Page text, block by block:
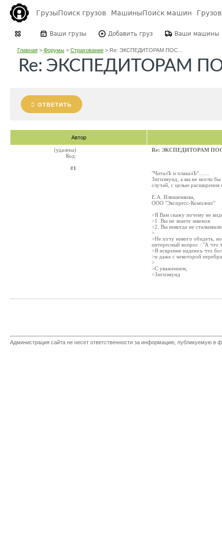
ГрузыПоиск грузов МашиныПоиск машин
Ваши грузы Добавить груз Ваши машины
Главная> Форумы> Страхование> Re: ЭКСПЕДИТОРАМ ПОС...
Re: ЭКСПЕДИТОРАМ
ОТВЕТИТЬ
Автор
(удалена)
Код:
#1
Re: ЭКСПЕДИТОРАМ
"ЧиталЪ и плакалЪ".......
Зигизмунд, а вы не могли бы
случай, с целью расширения
Е.А. Илюшенкова,
ООО "Экспресс-Комплект"
>Я Вам скажу почему не
>1. Вы не знаете законов
>2. Вы никогда не
>
>Не хочу никого обидеть,
интересный вопрос : "А что
>Я искренне надеюсь что
>и даже с некоторой
>
>С уважением,
>Зигизмунд
Администрация сайта не несет ответственности за информацию, публикуемую